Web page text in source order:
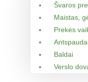
Švaros
Maistas,
Prekės
Baldai
Verslo